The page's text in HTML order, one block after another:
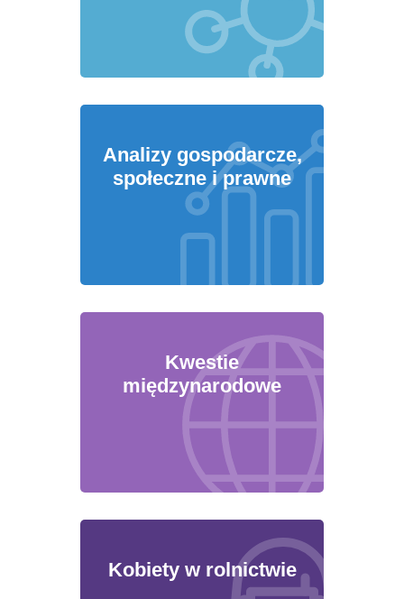
Analizy gospodarcze,
społeczne i prawne
Kwestie
międzynarodowe
Kobiety w rolnictwie